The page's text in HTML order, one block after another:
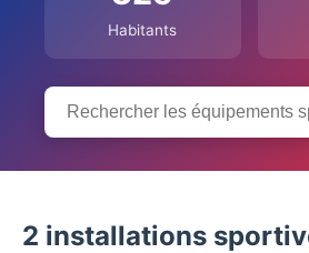
Habitants
2 installations